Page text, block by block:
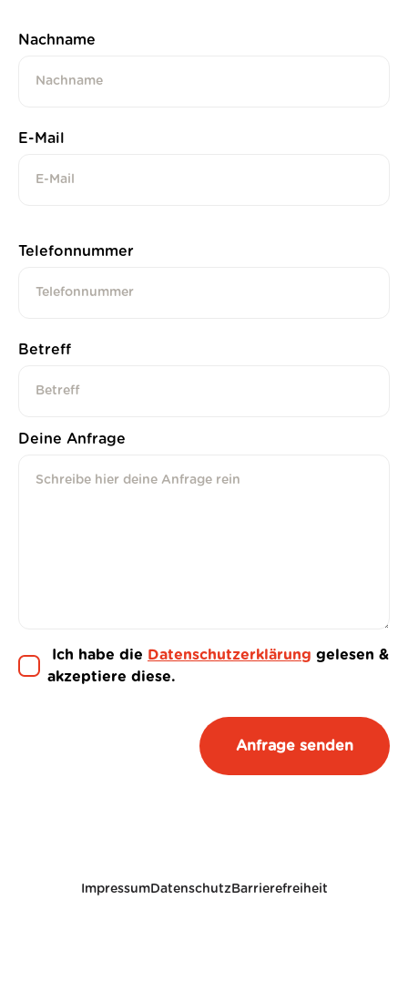
Nachname
E-Mail
Telefonnummer
Betreff
Deine Anfrage
Ich habe die Datenschutzerklärung gelesen &
akzeptiere diese.
ImpressumDatenschutzBarrierefreiheit